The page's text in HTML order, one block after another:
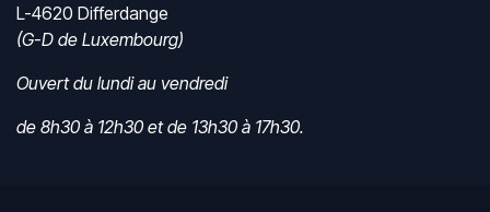
L-4620 Differdange
(G-D de Luxembourg)
Ouvert du lundi au vendredi
de 8h30 à 12h30 et de 13h30 à 17h30.